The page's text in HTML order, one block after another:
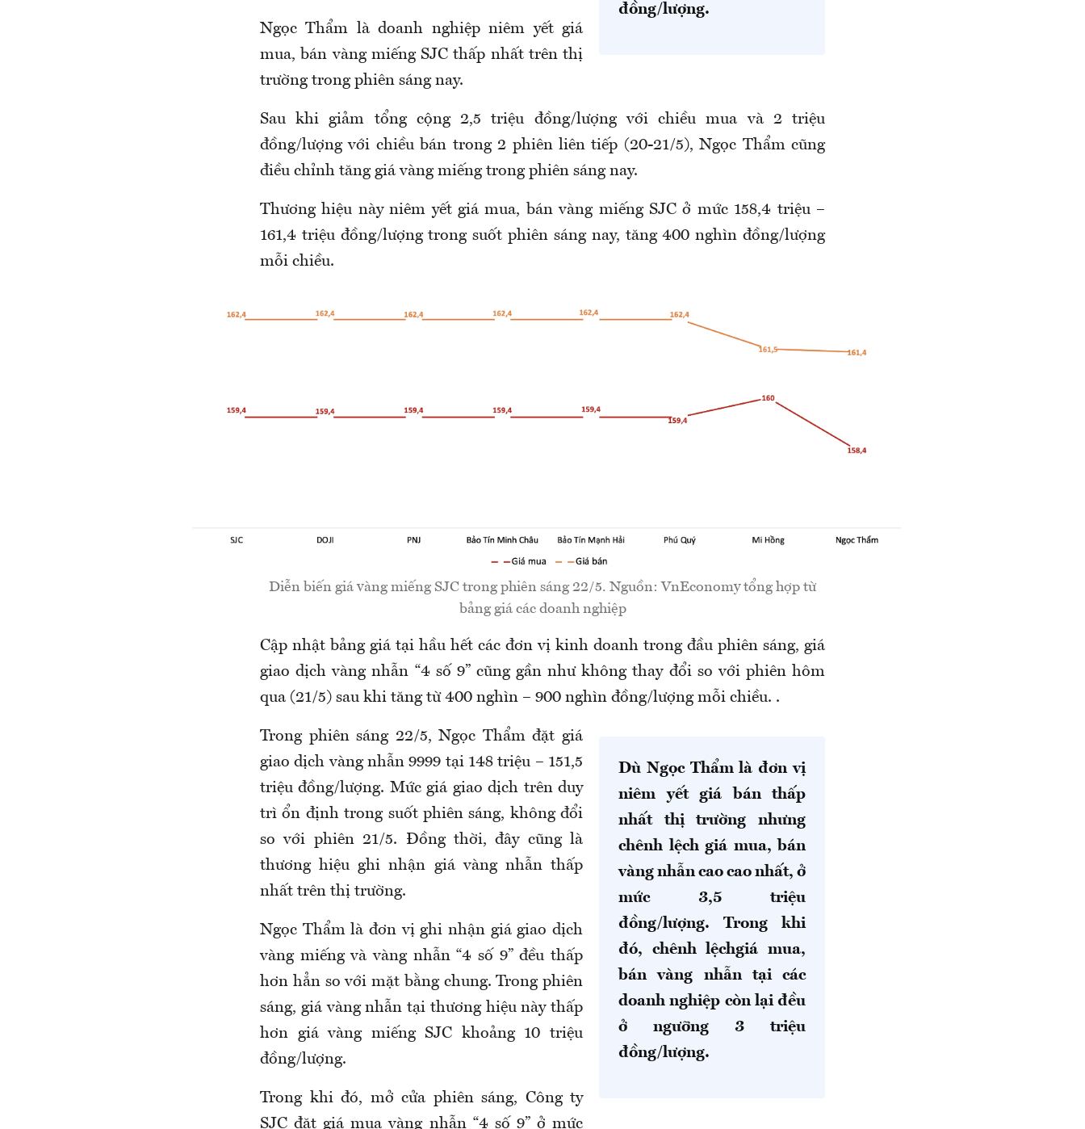
đồng/lượng.
Ngọc Thẩm là doanh nghiệp niêm yết giá
mua, bán vàng miếng SJC thấp nhất trên thị
trường trong phiên sáng nay.
Sau khi giảm tổng cộng 2,5 triệu đồng/lượng với chiều mua và 2 triệu
đồng/lượng với chiều bán trong 2 phiên liên tiếp (20-21/5), Ngọc Thẩm cũng
điều chỉnh tăng giá vàng miếng trong phiên sáng nay.
Thương hiệu này niêm yết giá mua, bán vàng miếng SJC ở mức 158,4 triệu –
161,4 triệu đồng/lượng trong suốt phiên sáng nay, tăng 400 nghìn đồng/lượng
mỗi chiều.
Diễn biến giá vàng miếng SJC trong phiên sáng 22/5. Nguồn: VnEconomy tổng hợp từ
bảng giá các doanh nghiệp
Cập nhật bảng giá tại hầu hết các đơn vị kinh doanh trong đầu phiên sáng, giá
giao dịch vàng nhẫn “4 số 9” cũnggần như không thay đổi so với phiên hôm
qua (21/5) sau khi tăng từ 400 nghìn – 900 nghìn đồng/lượng mỗi chiều. .
Dù Ngọc Thẩm là đơn vị
niêm yết giá bán thấp
nhất thị trường nhưng
chênh lệch giá mua, bán
vàng nhẫn cao cao nhất, ở
mức 3,5 triệu
đồng/lượng. Trong khi
đó, chênh lệchgiá mua,
bán vàng nhẫn tại các
doanh nghiệp còn lại đều
ở ngưỡng 3 triệu
đồng/lượng.
Trong phiên sáng 22/5,Ngọc Thẩm đặt giá
giao dịch vàng nhẫn 9999 tại 148 triệu – 151,5
triệu đồng/lượng. Mức giá giao dịch trên duy
trì ổn định trong suốt phiên sáng, không đổi
so với phiên 21/5. Đồng thời, đây cũng là
thương hiệu ghi nhận giá vàng nhẫn thấp
nhất trên thị trường.
Ngọc Thẩm là đơn vị ghi nhận giá giao dịch
vàng miếng và vàng nhẫn “4 số 9” đều thấp
hơn hẳn so với mặt bằng chung. Trong phiên
sáng, giá vàng nhẫn tại thương hiệu này thấp
hơn giá vàng miếng SJC khoảng 10 triệu
đồng/lượng.
Trong khi đó, mở cửa phiên sáng, Công ty
SJC đặt giá mua vàng nhẫn “4 số 9” ở mức